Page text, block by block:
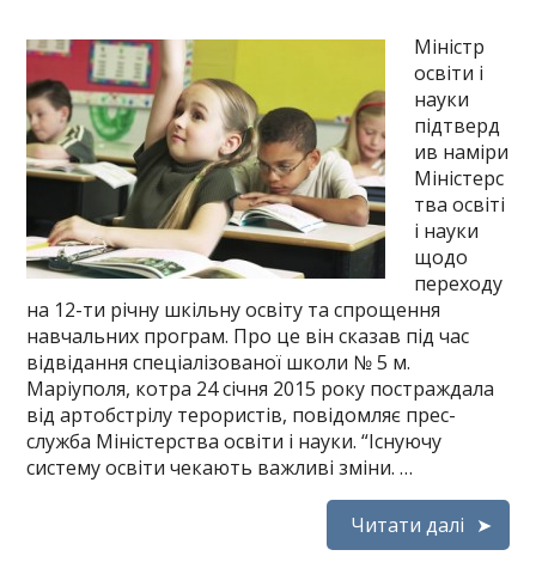
Міністр
освіти і
науки
підтверд
ив наміри
Міністерс
тва освіті
і науки
щодо
переходу
на 12-ти річну шкільну освіту та спрощення
навчальних програм. Про це він сказав під час
відвідання спеціалізованої школи № 5 м.
Маріуполя, котра 24 січня 2015 року постраждала
від артобстрілу терористів, повідомляє прес-
служба Міністерства освіти і науки. “Існуючу
систему освіти чекають важливі зміни. …
Читати далі